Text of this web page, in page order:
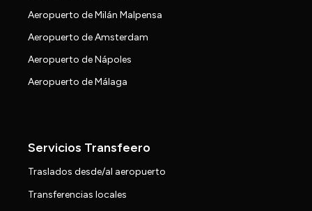
Aeropuerto de Milán Malpensa
Aeropuerto de Amsterdam
Aeropuerto de Nápoles
Aeropuerto de Málaga
Servicios Transfeero
Traslados desde/al aeropuerto
Transferencias locales